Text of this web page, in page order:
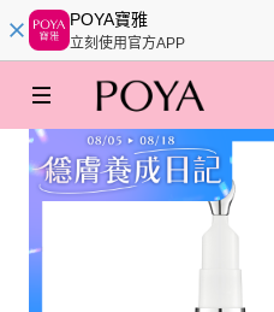
POYA寶雅
立刻使用官方APP